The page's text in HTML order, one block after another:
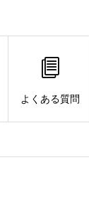
よくある質問